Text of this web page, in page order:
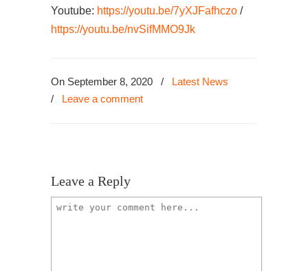
Youtube: https://youtu.be/7yXJFafhczo /
https://youtu.be/nvSifMMO9Jk
On September 8, 2020 /
Latest News
/ Leave a comment
Leave a Reply